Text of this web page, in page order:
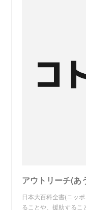
日本大百科全書(ニッ
ることや、援助するこ